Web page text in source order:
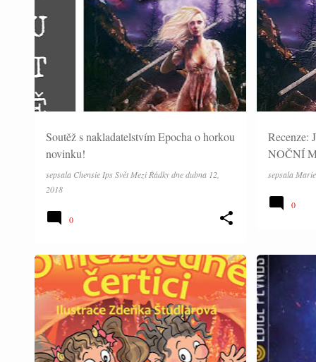
Soutěž s nakladatelstvím Epocha o horkou
novinku!
sepsala Chensie Ips Svět Mezi Řádky dnedubna 12,
2018
0
NOČNÍ
sepsala
RECENZE
0